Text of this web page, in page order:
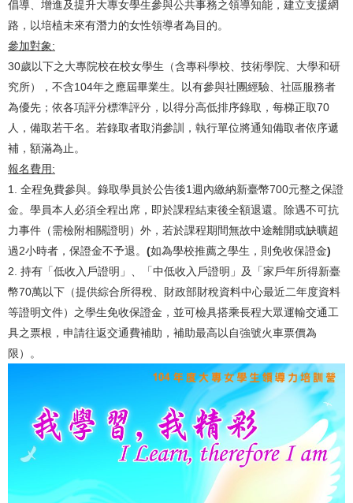
倡導、增進及提升大專女學生參與公共事務之領導知能，建立支援網
路，以培植未來有潛力的女性領導者為目的。
參加對象:
30歲以下之大專院校在校女學生（含專科學校、技術學院、大學和研
究所），不含104年之應屆畢業生。以有參與社團經驗、社區服務者
為優先；依各項評分標準評分，以得分高低排序錄取，每梯正取70
人，備取若干名。若錄取者取消參訓，執行單位將通知備取者依序遞
補，額滿為止。
報名費用:
1. 全程免費參與。錄取學員於公告後1週內繳納新臺幣700元整之保證
金。學員本人必須全程出席，即於課程結束後全額退還。除遇不可抗
力事件（需檢附相關證明）外，若於課程期間無故中途離開或缺曠超
過2小時者，保證金不予退。 (如為學校推薦之學生，則免收保證金)
2. 持有「低收入戶證明」、「中低收入戶證明」及「家戶年所得新臺
幣70萬以下（提供綜合所得稅、財政部財稅資料中心最近二年度資料
等證明文件）之學生免收保證金，並可檢具搭乘長程大眾運輸交通工
具之票根，申請往返交通費補助，補助最高以自強號火車票價為
限）。